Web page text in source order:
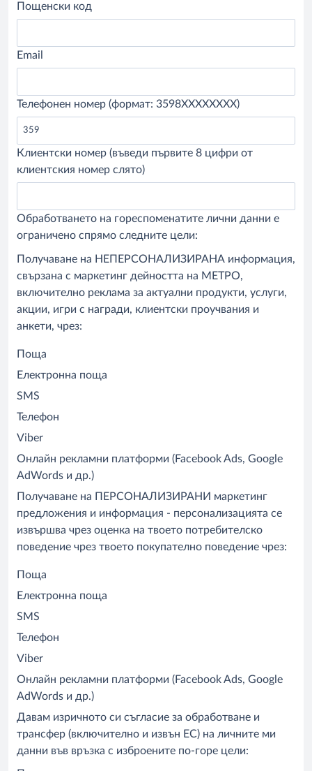
Пощенски код
Email
Телефонен номер (формат: 3598XXXXXXXX)
Клиентски номер (въведи първите 8 цифри от
клиентския номер слято)
Обработването на гореспоменатите лични данни е
ограничено спрямо следните цели:
Получаване на НЕПЕРСОНАЛИЗИРАНА информация,
свързана с маркетинг дейността на МЕТРО,
включително реклама за актуални продукти, услуги,
акции, игри с награди, клиентски проучвания и
анкети, чрез:
Поща
Електронна поща
SMS
Телефон
Viber
Онлайн рекламни платформи (Facebook Ads, Google
AdWords и др.)
Получаване на ПЕРСОНАЛИЗИРАНИ маркетинг
предложения и информация - персонализацията се
извършва чрез оценка на твоето потребителско
поведение чрез твоето покупателно поведение чрез:
Поща
Електронна поща
SMS
Телефон
Viber
Онлайн рекламни платформи (Facebook Ads, Google
AdWords и др.)
Давам изричното си съгласие за обработване и
трансфер (включително и извън ЕС) на личните ми
данни във връзка с изброените по-горе цели: